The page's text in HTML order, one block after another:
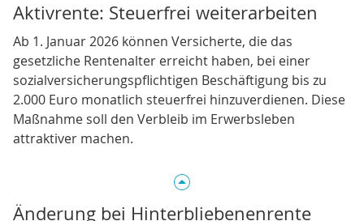
Aktivrente: Steuerfrei weiterarbeiten
Ab 1. Januar 2026 können Versicherte, die das
gesetzliche Rentenalter erreicht haben, bei einer
sozialversicherungspflichtigen Beschäftigung bis zu
2.000 Euro monatlich steuerfrei hinzuverdienen. Diese
Maßnahme soll den Verbleib im Erwerbsleben
attraktiver machen.
Änderung bei Hinterbliebenenrente